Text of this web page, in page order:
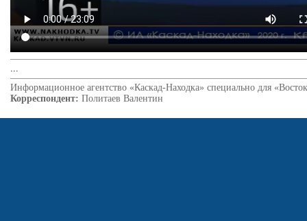
...
Информационное агентство «Каскад-Находка» специально для
Корреспондент: Политаев Валентин